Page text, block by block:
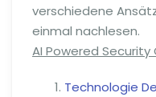
verschiedene
einmal nachlesen.
AI Powered Security
Technologie